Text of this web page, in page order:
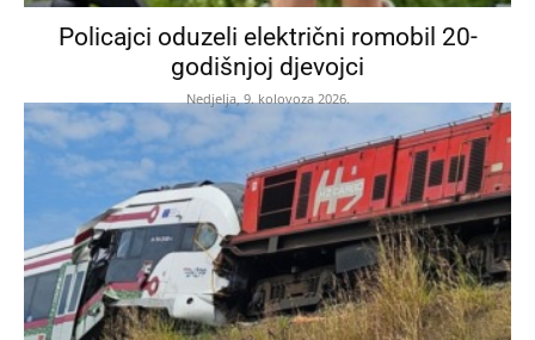
Policajci oduzeli električni romobil 20-
godišnjoj djevojci
Nedjelja, 9. kolovoza 2026.